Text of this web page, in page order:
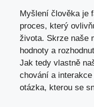
Myšlení člověka je
proces, který
života. Skrze naše
hodnoty a
Jak tedy vlastně
chování a
otázka, kterou se